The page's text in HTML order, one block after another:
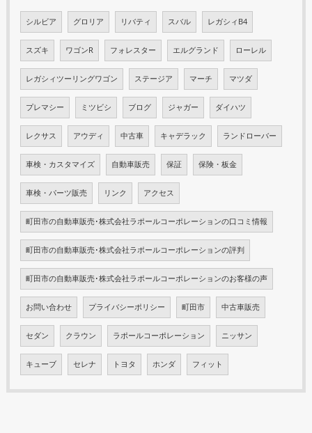
シルビア グロリア リバティ スバル レガシィB4
スズキ ワゴンR フォレスター エルグランド ローレル
レガシィツーリングワゴン ステージア マーチ マツダ
プレマシー ミツビシ ブログ ジャガー ダイハツ
レクサス アウディ 中古車 キャデラック ランドローバー
車検・カスタマイズ 自動車販売 保証 保険・板金
車検・パーツ販売 リンク アクセス
町田市の自動車販売･株式会社ラポールコーポレーションの口コミ情報
町田市の自動車販売･株式会社ラポールコーポレーションの評判
町田市の自動車販売･株式会社ラポールコーポレーションのお客様の声
お問い合わせ プライバシーポリシー 町田市 中古車販売
セダン クラウン ラポールコーポレーション ニッサン
キューブ セレナ トヨタ ホンダ フィット